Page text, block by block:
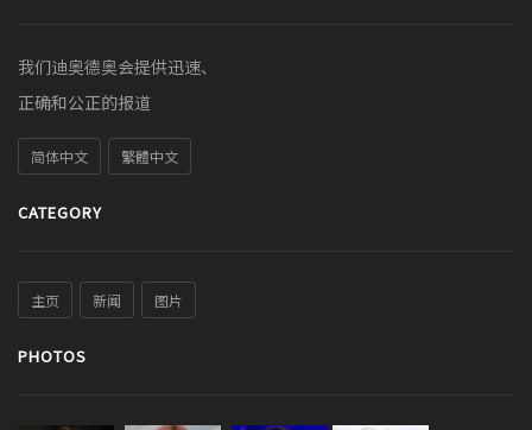
我们迪奥德奥会提供迅速、
正确和公正的报道
简体中文 繁體中文
CATEGORY
主页 新闻 图片
PHOTOS